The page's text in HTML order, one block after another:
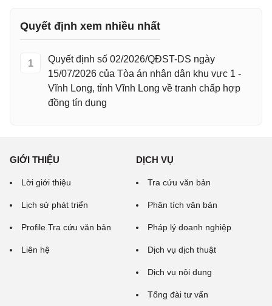
Quyết định xem nhiều nhất
1
Quyết định số 02/2026/QĐST-DS ngày
15/07/2026 của Tòa án nhân dân khu vực 1 -
Vĩnh Long, tỉnh Vĩnh Long về tranh chấp hợp
đồng tín dụng
GIỚI THIỆU
Lời giới thiệu
Lịch sử phát triển
Profile Tra cứu văn bản
Liên hệ
DỊCH VỤ
Tra cứu văn bản
Phân tích văn bản
Pháp lý doanh nghiệp
Dịch vụ dịch thuật
Dịch vụ nội dung
Tổng đài tư vấn